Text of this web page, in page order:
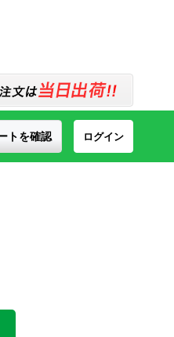
ログイン
トを確認